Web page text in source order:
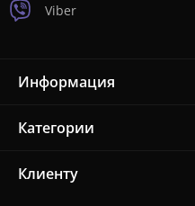
Viber
Информация
Категории
Клиенту